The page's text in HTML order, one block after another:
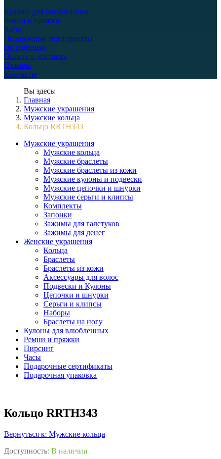
Кулоны для влюбленных
Ремни и пряжки
Часы
Подарочные сертификаты
Об изделиях
Оплата и доставка
Отзывы
Контакты
Вы здесь:
Главная
Мужские украшения
Мужские кольца
Кольцо RRTH343
Мужские украшения
Мужские кольца
Мужские браслеты
Мужские браслеты из кожи
Мужские кулоны и подвески
Мужские цепочки и шнурки
Мужские серьги и клипсы
Комплекты
Запонки
Зажимы для галстуков
Зажимы для денег
Женские украшения
Кольца
Браслеты
Браслеты из кожи
Аксессуары для волос
Подвески и Кулоны
Цепочки и шнурки
Серьги и клипсы
Наборы
Браслеты на ногу
Кулоны для влюбленных
Ремни и пряжки
Пирсинг
Часы
Подарочные сертификаты
Подарочная упаковка
Кольцо RRTH343
Вернуться к: Мужские кольца
Доступность: В наличии